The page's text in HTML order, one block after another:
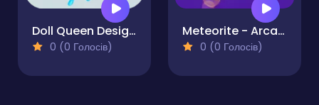
Doll Queen Designer
0 (0 Голосів)
Meteorite - Arcade Challenge
0 (0 Голосів)